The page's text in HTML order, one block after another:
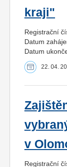
kraji"
Registrační
Datum
Datum
22. 04.
v
Registrační